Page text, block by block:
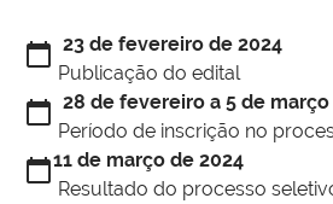
calendar_today 23 de fevereiro de 2024
Publicação do edital
calendar_today 28 de fevereiro a 5 de março
Período de inscrição no
calendar_today11 de março de 2024
Resultado do processo